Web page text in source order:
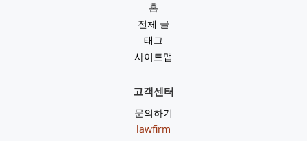
홈
전체 글
태그
사이트맵
고객센터
문의하기
lawfirm